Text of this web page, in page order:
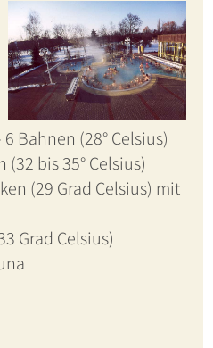
Bahnen (28° Celsius)
(32 bis 35° Celsius)
(29 Grad Celsius) mit
Grad Celsius)